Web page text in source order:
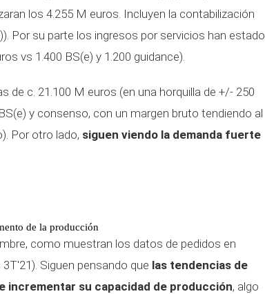
los 4.255 M euros. Incluyen la contabilización
Por su parte los ingresos por servicios han estado
vs 1.400 BS(e) y 1.200 guidance).
de c. 21.100 M euros (en una horquilla de +/- 250
y consenso, con un margen bruto tendiendo al
Por otro lado, siguen viendo la demanda fuerte
de la producción
como muestran los datos de pedidos en
Siguen pensando que las tendencias de
incrementar su capacidad de producción, algo